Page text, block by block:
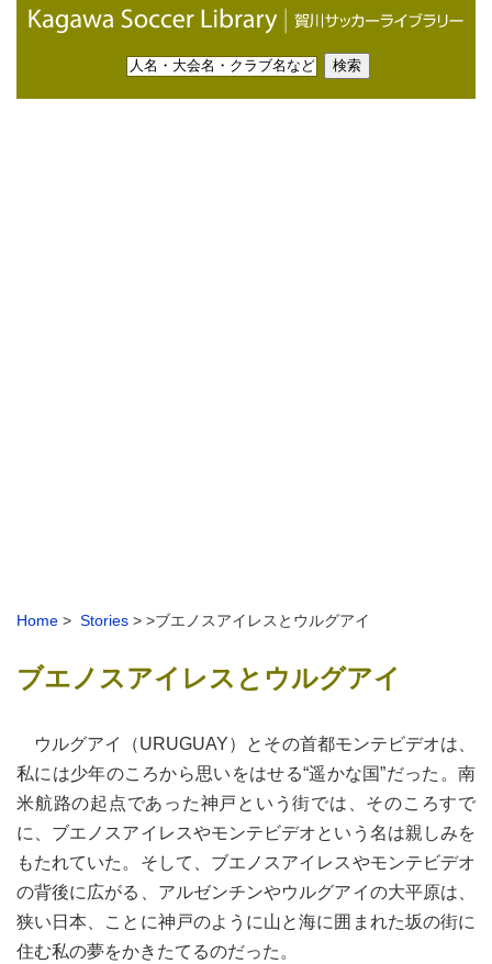
Home > Stories > >ブエノスアイレスとウルグアイ
ブエノスアイレスとウルグアイ
ウルグアイ（URUGUAY）とその首都モンテビデオは、
私には少年のころから思いをはせる“遥かな国”だった。南
米航路の起点であった神戸という街では、そのころすで
に、ブエノスアイレスやモンテビデオという名は親しみを
もたれていた。そして、ブエノスアイレスやモンテビデオ
の背後に広がる、アルゼンチンやウルグアイの大平原は、
狭い日本、ことに神戸のように山と海に囲まれた坂の街に
住む私の夢をかきたてるのだった。